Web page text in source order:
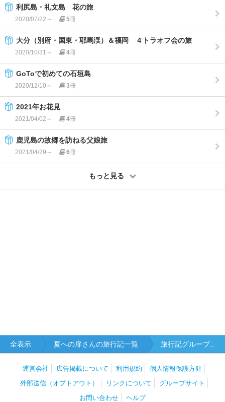
利尻島・礼文島 花の旅
2020/07/22～ 5冊
大分（別府・国東・耶馬渓）＆福岡 ４トラオフ会の旅
2020/10/31～ 4冊
GoToで初めての石垣島
2020/12/10～ 3冊
2021年お花見
2021/04/02～ 4冊
鹿児島の故郷を訪ねる父娘旅
2021/04/29～ 6冊
もっと見る
全表示 夏への扉さんの旅行記一覧 旅行記グループ..
運営会社 広告掲載について 利用規約
個人情報保護方針
外部送信（オプトアウト）
リンクについて
グループサイト
お問い合わせ
ヘルプ